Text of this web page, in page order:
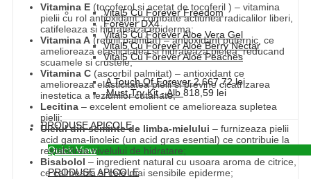
Vital5 Cu Forever Freedom
Forever DX4
Vital5 Cu Forever Aloe Vera Gel
Vital5 Cu Forever Aloe Berry Nectar
Vital5 Cu Forever Aloe Peaches
A Touch Of Forever 2.667,72lei
Must Try Kit - Alb 818,59 lei
PRODUSE APICOLE
Quick View
PRODUSE APICOLE
Vitamina E (tocoferol si acetat de tocoferil ) – vitamina
pielii cu rol antioxidant, combate actiunea radicalilor liberi,
catifeleaza si hidrateaza epiderma;
Vitamina A (retinil palmitat) – antioxidant puternic, ce
amelioreaza elasticitatea si hidrateaza pielea, reducand
scuamele si crustele;
Vitamina C (ascorbil palmitat) – antioxidant ce
amelioreaza elasticitatea pielii si previne cicatrizarea
inestetica a leziunilor cutanate;
Lecitina – excelent emolient ce amelioreaza supletea
pielii;
Uleiul din seminte de limba-mielului – furnizeaza pielii
acid gama-linoleic (un acid gras esential) ce contribuie la
restabilirea nivelului de hidratare;
Bisabolol – ingredient natural cu usoara aroma de citrice,
ce calmeaza si cele mai sensibile epiderme;